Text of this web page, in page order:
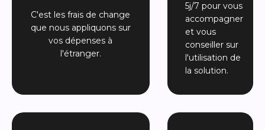
C'est les frais de change
que nous appliquons sur
vos dépenses à
l'étranger.
5j/7 pour vous
accompagner
et vous
conseiller sur
l'utilisation de
la solution.